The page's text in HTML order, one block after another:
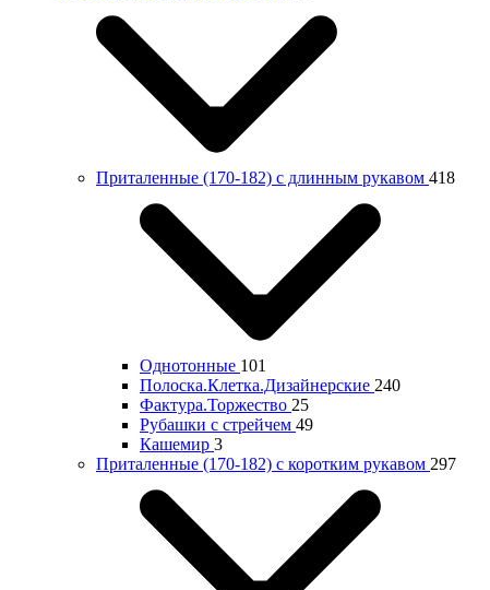
Приталенные (170-182) с длинным рукавом 418
Однотонные 101
Полоска.Клетка.Дизайнерские 240
Фактура.Торжество 25
Рубашки с стрейчем 49
Кашемир 3
Приталенные (170-182) с коротким рукавом 297